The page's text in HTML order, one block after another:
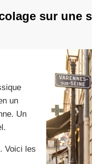
sur une
un
Un
Voici les